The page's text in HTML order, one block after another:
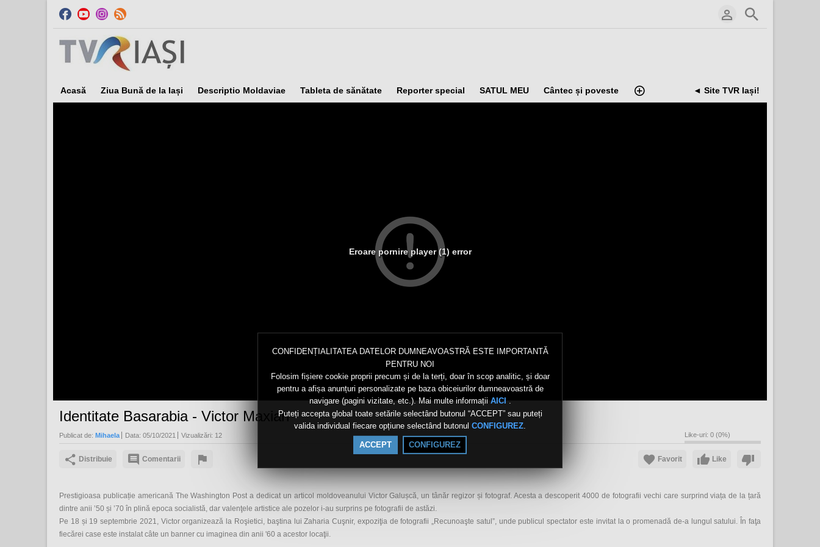
CONFIDENȚIALITATEA DATELOR DUMNEAVOASTRĂ ESTE IMPORTANTĂ
PENTRU NOI
Folosim fișiere cookie proprii precum și de la terți, doar în scop analitic, și doar
pentru a afișa anunțuri personalizate pe baza obiceiurilor dumneavoastră de
navigare (pagini vizitate, etc.). Mai multe informații AICI .
Puteți accepta global toate setările selectând butonul “ACCEPT” sau puteți
valida individual fiecare opțiune selectând butonul CONFIGUREZ
ACCEPT CONFIGUREZ
Acasă Ziua Bună de la Iași Descriptio Moldaviae Tableta de sănătate Reporter special SATUL MEU Cântec și poveste ◄ Site TVR Iași!
Eroare pornire player (1) error
Identitate Basarabia - Victor Maxian
Publicat de: Mihaela Data: 05/10/2021 Vizualizări: 12 Like-uri: 0 (0%)
Distribuie Comentarii Like
Favorit
Prestigioasa publicație americană The Washington Post a dedicat un articol moldoveanului Victor Galușcă, un tânăr regizor și fotograf. Acesta a descoperit 4000 de fotografii vechi care surprind viața de la țară
dintre anii ’50 și ’70 în plină epoca socialistă, dar valenţele artistice ale pozelor i-au surprins pe fotografii de astăzi.
Pe 18 și 19 septembrie 2021, Victor organizează la Roşietici, baştina lui Zaharia Cuşnir, expoziţia de fotografii „Recunoaşte satul”, unde publicul spectator este invitat la o promenadă de-a lungul satului. În faţa
fiecărei case este instalat câte un banner cu imaginea din anii '60 a acestor locaţii.